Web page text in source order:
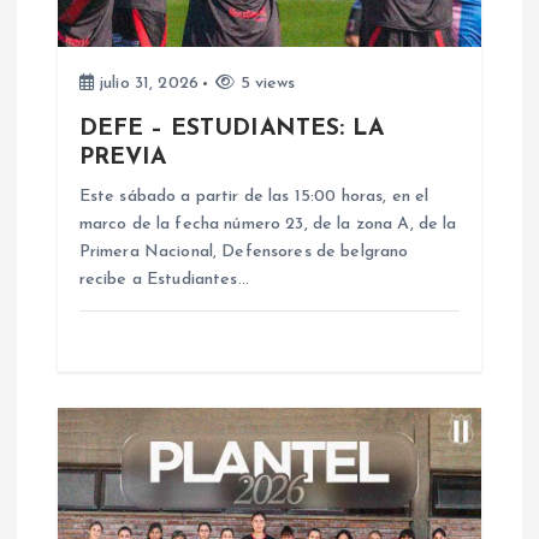
n
a
d
julio 31, 2026 5 views
DEFE – ESTUDIANTES: LA
PREVIA
Este sábado a partir de las 15:00 horas, en el
marco de la fecha número 23, de la zona A, de la
Primera Nacional, Defensores de belgrano
recibe a Estudiantes…